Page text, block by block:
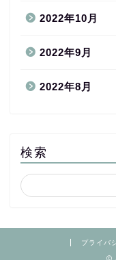
2022年10月
2022年9月
2022年8月
検索
プライバ